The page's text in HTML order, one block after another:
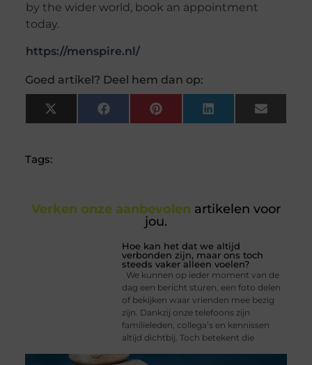
by the wider world, book an appointment
today.
https://menspire.nl/
Goed artikel? Deel hem dan op:
X
(Twitter)
FacebookPinterest LinkedIn Email
Tags:
Verken onze aanbevolen artikelen voor
jou.
Hoe kan het dat we altijd
verbonden zijn, maar ons toch
steeds vaker alleen voelen?
We kunnen op ieder moment van de
dag een bericht sturen, een foto delen
of bekijken waar vrienden mee bezig
zijn. Dankzij onze telefoons zijn
familieleden, collega’s en kennissen
altijd dichtbij. Toch betekent die